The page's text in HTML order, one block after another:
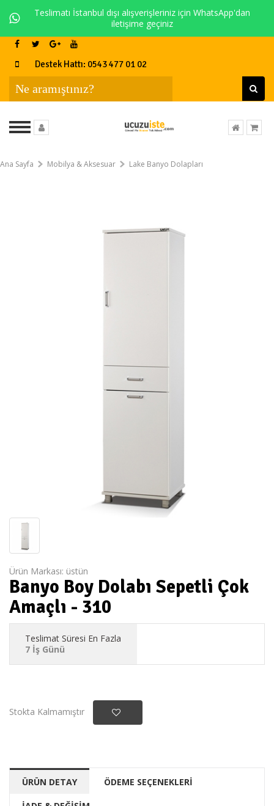
Teslimatı İstanbul dışı alışverişleriniz için WhatsApp'dan
iletişime geçiniz
Destek Hattı: 0543 477 01 02
Ana Sayfa Mobilya & Aksesuar Lake Banyo Dolapları
Ürün Markası: üstün
Banyo Boy Dolabı Sepetli Çok
Amaçlı - 310
Teslimat Süresi En Fazla
7 İş Günü
Stokta Kalmamıştır
ÜRÜN DETAY ÖDEME SEÇENEKLERİ